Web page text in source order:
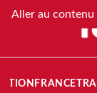
Aller au contenu
FRANCE